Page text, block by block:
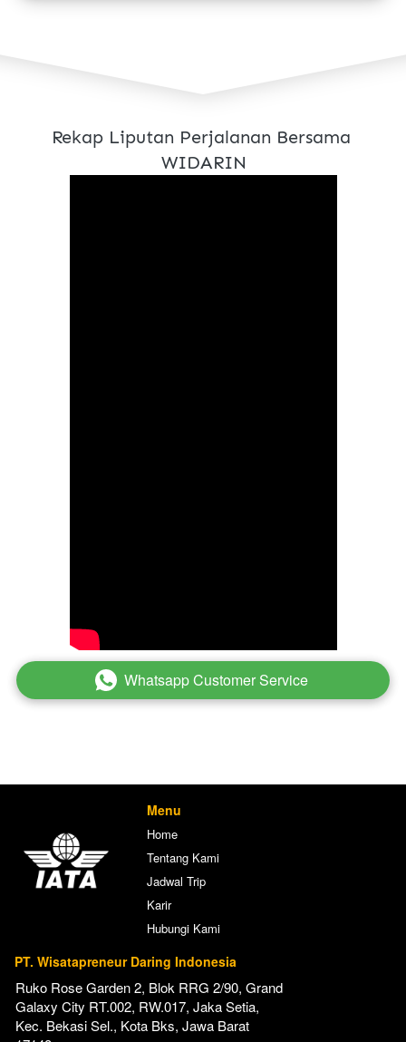
Rekap Liputan Perjalanan Bersama
WIDARIN
` Whatsapp Customer Service
Menu
Home
Tentang Kami
Jadwal Trip
Karir
Hubungi Kami
PT. Wisatapreneur Daring Indonesia
Ruko Rose Garden 2, Blok RRG 2/90, Grand
Galaxy City RT.002, RW.017, Jaka Setia,
Kec. Bekasi Sel., Kota Bks, Jawa Barat